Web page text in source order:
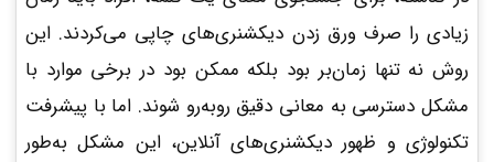
زیادی را صرف ورق زدن دیکشنری‌های چاپی می‌کردند. این
روش نه تنها زمان‌بر بود بلکه ممکن بود در برخی موارد با
مشکل دسترسی به معانی دقیق روبه‌رو شوند. اما با پیشرفت
تکنولوژی و ظهور دیکشنری‌های آنلاین، این مشکل به‌طور